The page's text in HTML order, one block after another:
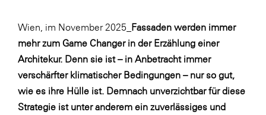
FG UBIT Salzburg
foodaffairs
Fressnapf
FRoSTA
Wien, im November 2025_ Fassaden werden immer
mehr zum Game Changer in der Erzählung einer
Architekur. Denn sie ist – in Anbetracht immer
verschärfter klimatischer Bedingungen – nur so gut,
wie es ihre Hülle ist. Demnach unverzichtbar für diese
Strategie ist unter anderem ein zuverlässiges und